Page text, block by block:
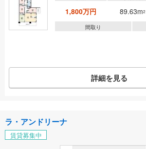
1,800万円 89.63m2
間取り
詳細を見る
ラ・アンドリーナ
賃貸募集中